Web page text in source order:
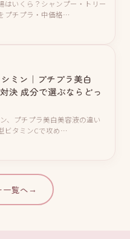
はいくら？シャンプー・トリー
プチプラ・中価格…
ミン｜プチプラ美白
対決 成分で選ぶならどっ
、プチプラ美白美容液の違い
ビタミンCで攻め…
一覧へ →